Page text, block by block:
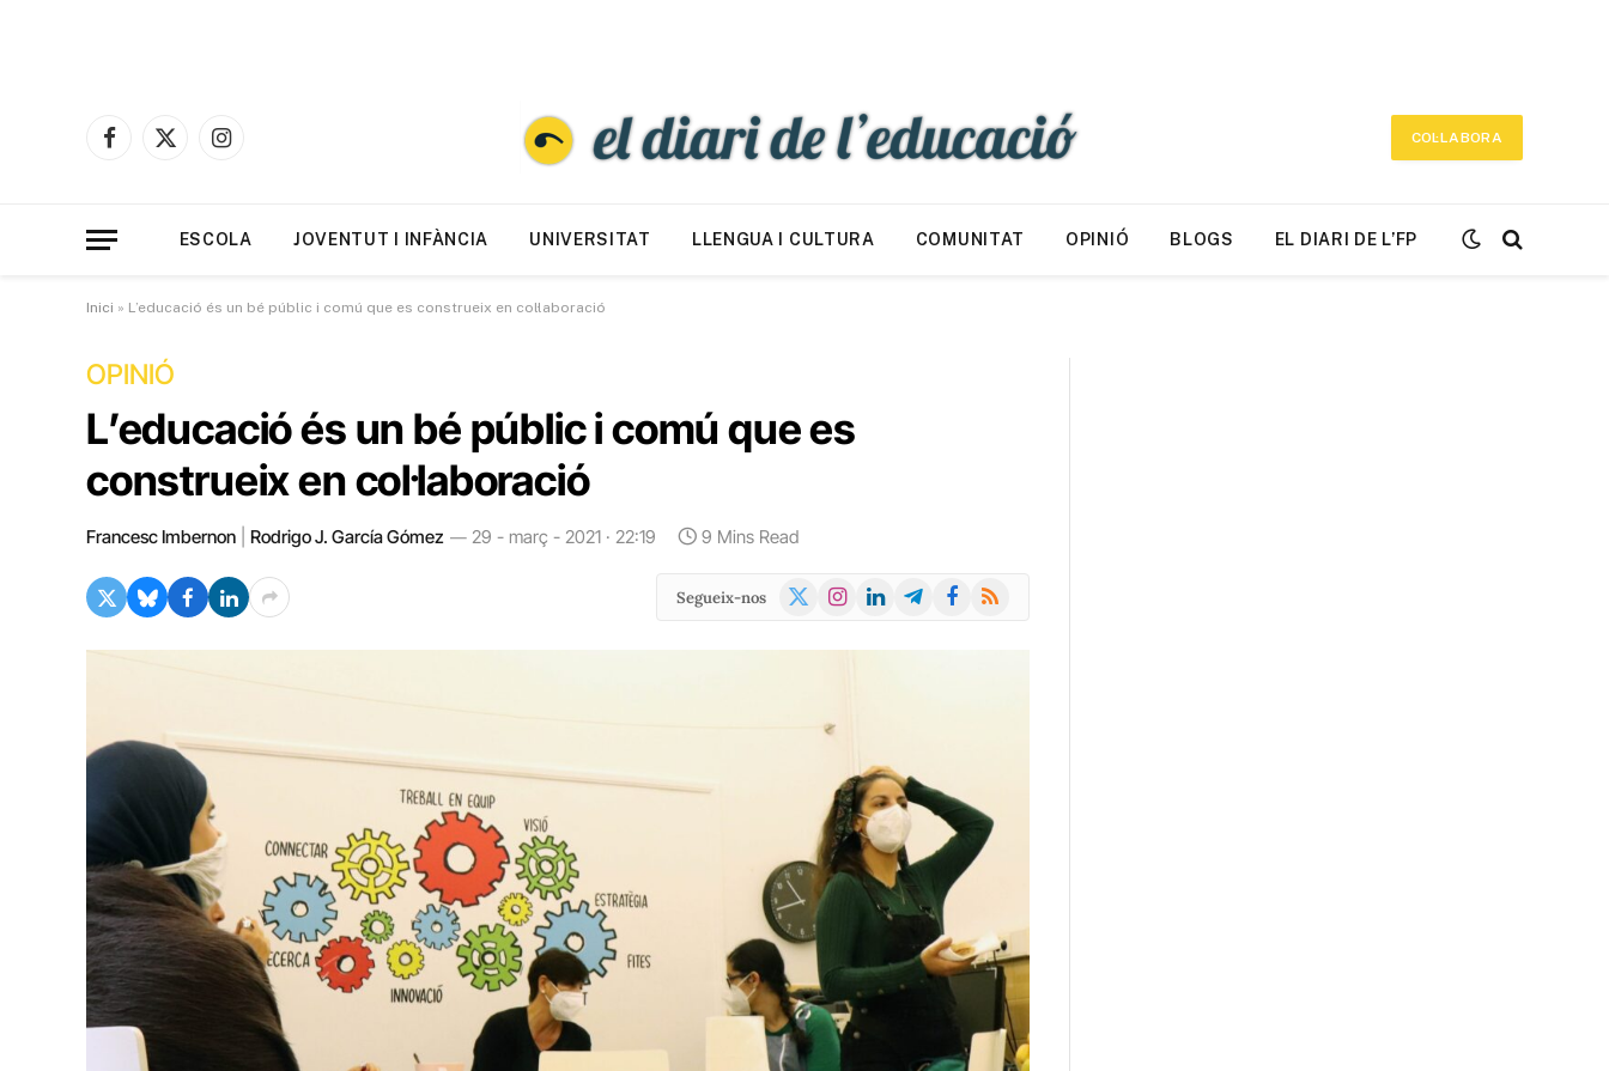
Facebook
X
Instagram
COL·LABORA
ESCOLA JOVENTUT I INFÀNCIA UNIVERSITAT LLENGUA I CULTURA COMUNITAT OPINIÓ BLOGS EL DIARI DE L’FP
Inici » L’educació és un bé públic i comú que es construeix en col·laboració
OPINIÓ
L’educació és un bé públic i comú que es
construeix en col·laboració
Francesc Imbernon Rodrigo J. García Gómez 29 - març - 2021 · 22:19 9 Mins Read
Segueix-nos
X
Instagram
LinkedInTelegramFacebook
RSS